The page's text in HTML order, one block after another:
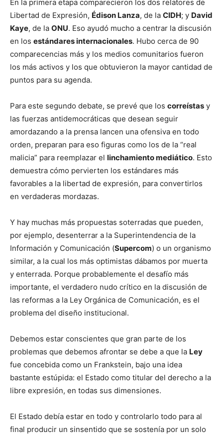
En la primera etapa comparecieron los dos relatores de
Libertad de Expresión, Édison Lanza, de la CIDH; y David
Kaye, de la ONU. Eso ayudó mucho a centrar la discusión
en los estándares internacionales. Hubo cerca de 90
comparecencias más y los medios comunitarios fueron
los más activos y los que obtuvieron la mayor cantidad de
puntos para su agenda.
Para este segundo debate, se prevé que los correístas y
las fuerzas antidemocráticas que desean seguir
amordazando a la prensa lancen una ofensiva en todo
orden, preparan para eso figuras como los de la “real
malicia” para reemplazar el linchamiento mediático. Esto
demuestra cómo pervierten los estándares más
favorables a la libertad de expresión, para convertirlos
en verdaderas mordazas.
Y hay muchas más propuestas soterradas que pueden,
por ejemplo, desenterrar a la Superintendencia de la
Información y Comunicación (Supercom) o un organismo
similar, a la cual los más optimistas dábamos por muerta
y enterrada. Porque probablemente el desafío más
importante, el verdadero nudo crítico en la discusión de
las reformas a la Ley Orgánica de Comunicación, es el
problema del diseño institucional.
Debemos estar conscientes que gran parte de los
problemas que debemos afrontar se debe a que la Ley
fue concebida como un Frankstein, bajo una idea
bastante estúpida: el Estado como titular del derecho a la
libre expresión, en todas sus dimensiones.
El Estado debía estar en todo y controlarlo todo para al
final producir un sinsentido que se sostenía por un solo